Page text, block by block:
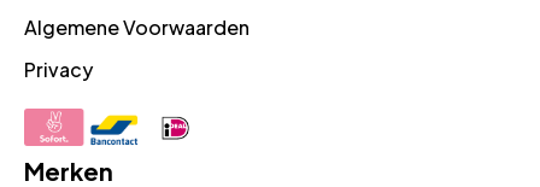
Algemene Voorwaarden
Privacy
Merken